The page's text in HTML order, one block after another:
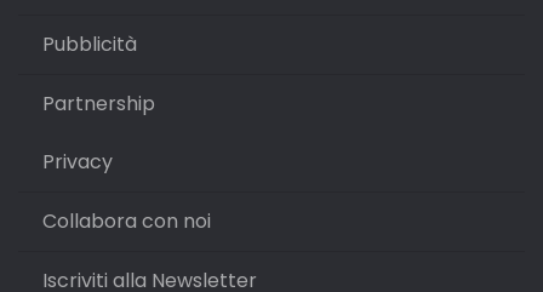
Pubblicità
Partnership
Privacy
Collabora con noi
Iscriviti alla Newsletter